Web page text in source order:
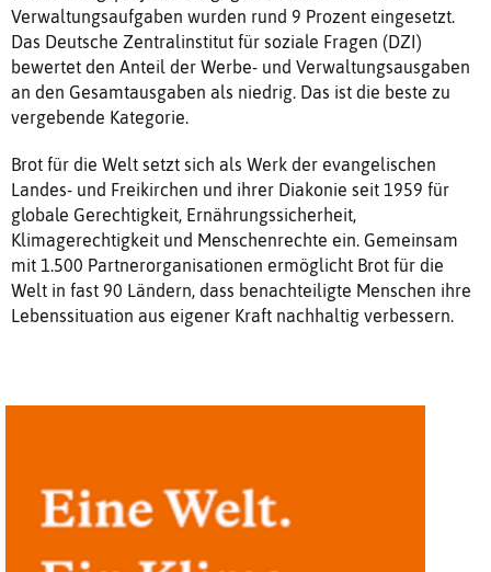
Verwaltungsaufgaben wurden rund 9 Prozent eingesetzt.
Das Deutsche Zentralinstitut für soziale Fragen (DZI)
bewertet den Anteil der Werbe- und Verwaltungsausgaben
an den Gesamtausgaben als niedrig. Das ist die beste zu
vergebende Kategorie.
Brot für die Welt setzt sich als Werk der evangelischen
Landes- und Freikirchen und ihrer Diakonie seit 1959 für
globale Gerechtigkeit, Ernährungssicherheit,
Klimagerechtigkeit und Menschenrechte ein. Gemeinsam
mit 1.500 Partnerorganisationen ermöglicht Brot für die
Welt in fast 90 Ländern, dass benachteiligte Menschen ihre
Lebenssituation aus eigener Kraft nachhaltig verbessern.